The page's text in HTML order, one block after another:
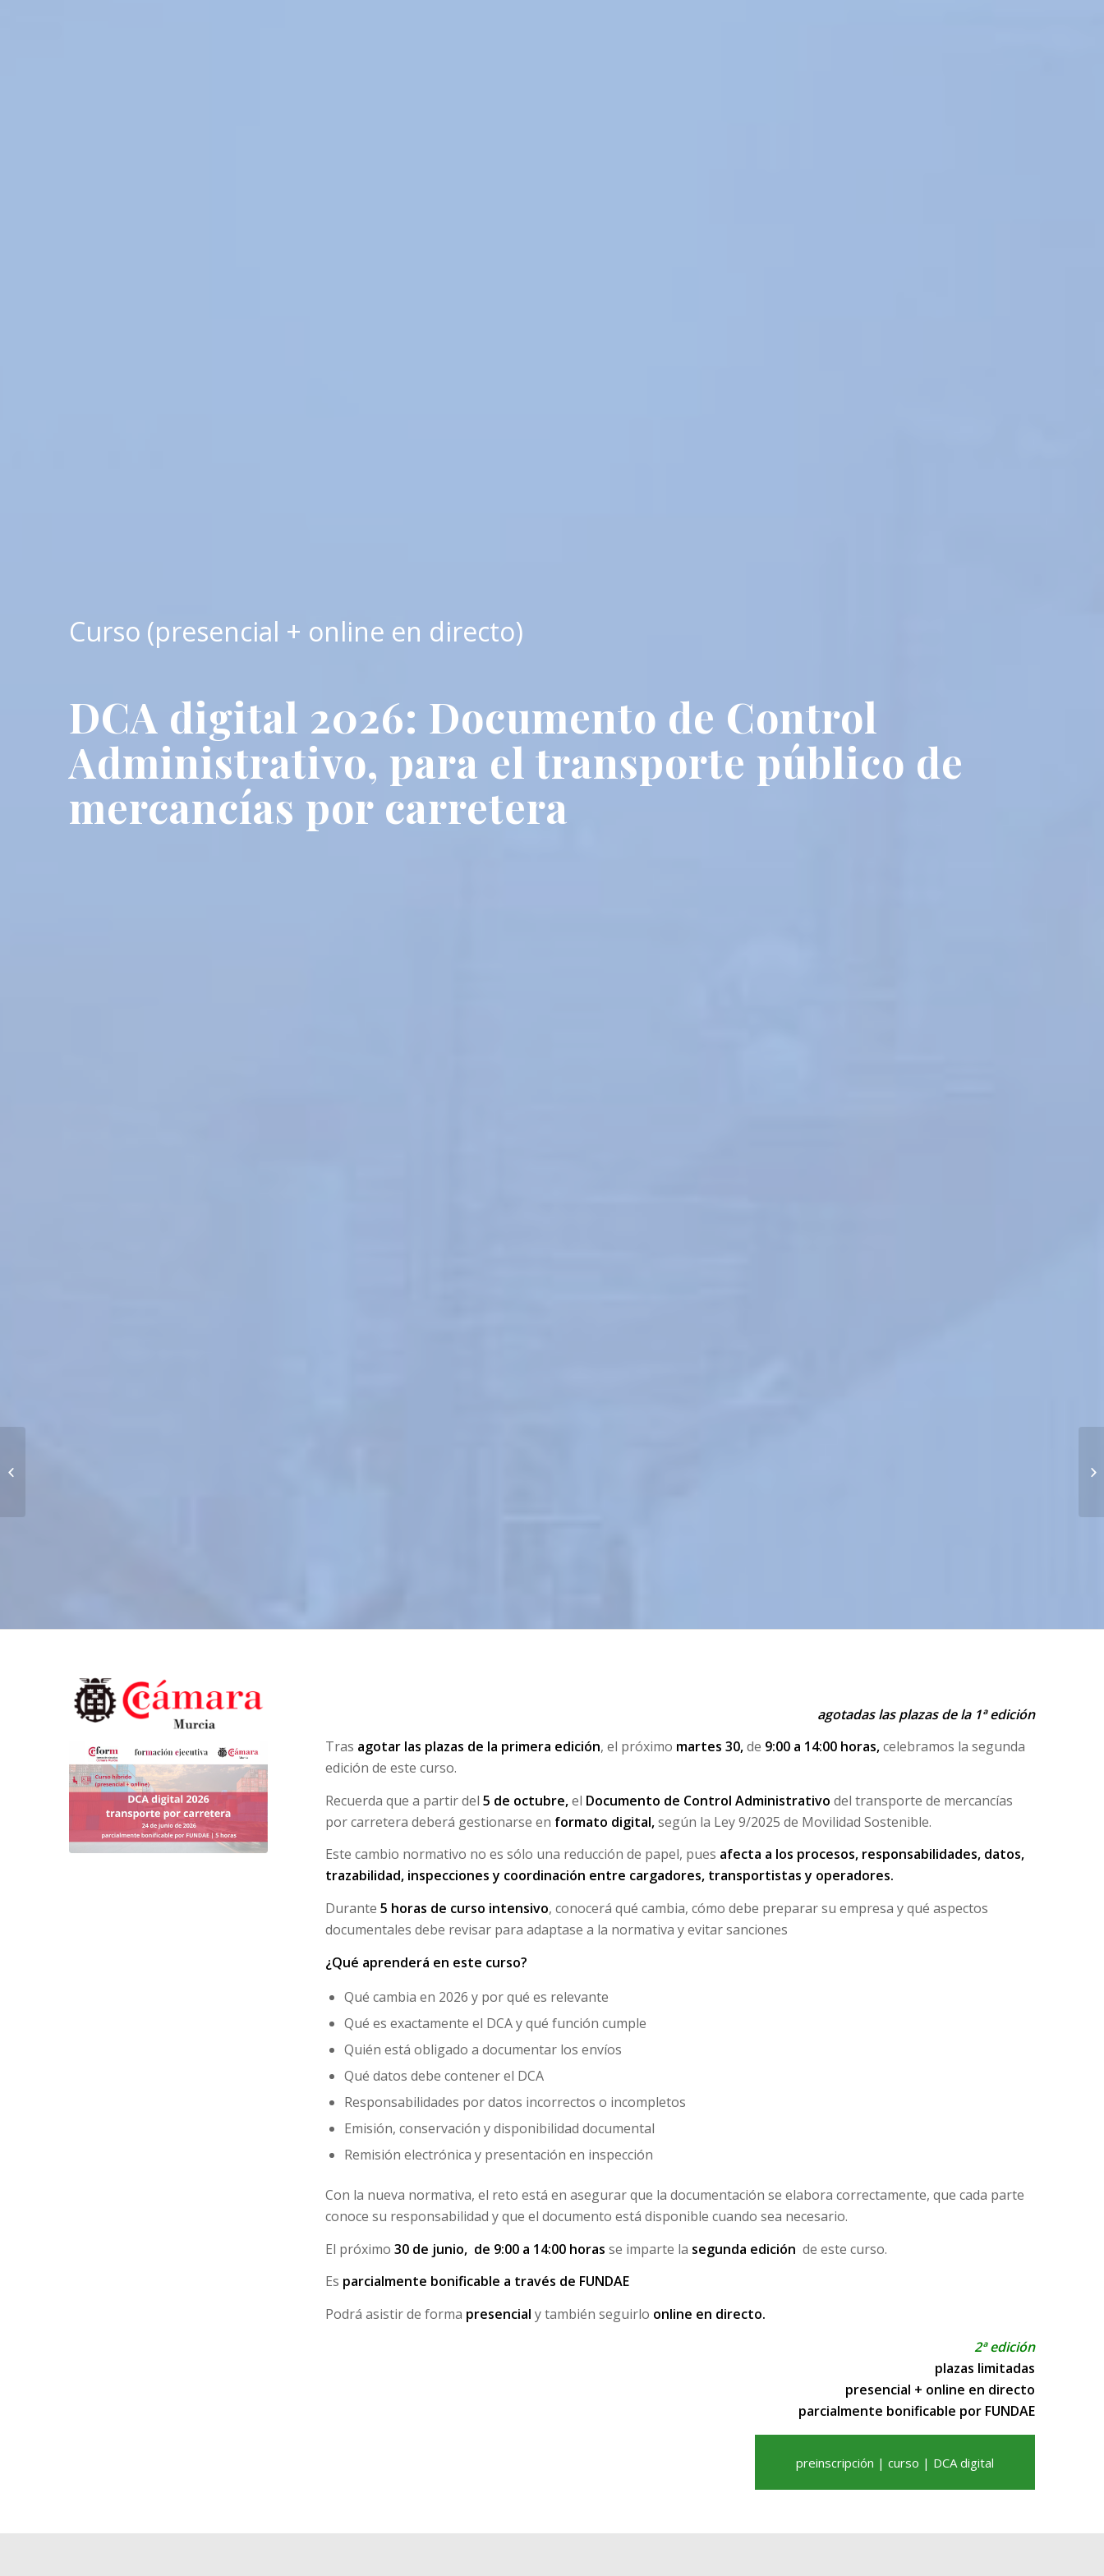
Curso (presencial + online en directo)
DCA digital 2026: Documento de Control
Administrativo, para el transporte público de
mercancías por carretera
agotadas las plazas de la 1ª edición
Tras agotar las plazas de la primera edición, el próximo martes 30,de 9:00 a 14:00 horas,celebramos la segunda
edición de este curso.
Recuerda que a partir del 5 de octubre,el Documento de Control Administrativo del transporte de mercancías
por carretera deberá gestionarse en formato digital,según la Ley 9/2025 de Movilidad Sostenible.
Este cambio normativo no es sólo una reducción de papel, pues afecta a los procesos, responsabilidades, datos,
trazabilidad, inspecciones y coordinación entre cargadores, transportistas y operadores.
Durante 5 horas de curso intensivo, conocerá qué cambia, cómo debe preparar su empresa y qué aspectos
documentales debe revisar para adaptase a la normativa y evitar sanciones
¿Qué aprenderá en este curso?
Qué cambia en 2026 y por qué es relevante
Qué es exactamente el DCA y qué función cumple
Quién está obligado a documentar los envíos
Qué datos debe contener el DCA
Responsabilidades por datos incorrectos o incompletos
Emisión, conservación y disponibilidad documental
Remisión electrónica y presentación en inspección
Con la nueva normativa, el reto está en asegurar que la documentación se elabora correctamente, que cada parte
conoce su responsabilidad y que el documento está disponible cuando sea necesario.
El próximo 30 de junio, de 9:00 a 14:00 horas se imparte la segunda edición de este curso.
Es parcialmente bonificable a través de FUNDAE
Podrá asistir de forma presencial y también seguirlo online en directo.
2ª edición
plazas limitadas
presencial + online en directo
parcialmente bonificable por FUNDAE
preinscripción | curso | DCA digital